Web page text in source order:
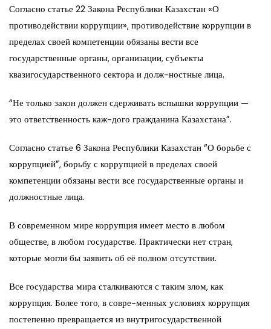
Согласно статье 22 Закона Республики Казахстан «О
противодействии коррупции», противодействие коррупции в
пределах своей компетенции обязаны вести все
государственные органы, организации, субъекты
квазигосударственного сектора и долж-ностные лица.
“Не только закон должен сдерживать вспышки коррупции —
это ответственность каж-дого гражданина Казахстана”.
Согласно статье 6 Закона Республики Казахстан “О борьбе с
коррупцией”, борьбу с коррупцией в пределах своей
компетенции обязаны вести все государственные органы и
должностные лица.
В современном мире коррупция имеет место в любом
обществе, в любом государстве. Практически нет стран,
которые могли бы заявить об её полном отсутствии.
Все государства мира сталкиваются с таким злом, как
коррупция. Более того, в совре-менных условиях коррупция
постепенно превращается из внутригосударственной